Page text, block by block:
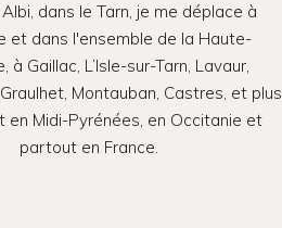
dans le Tarn, je me déplace à
et dans l'ensemble de la Haute-
à Gaillac, L’Isle-sur-Tarn, Lavaur,
Montauban, Castres, et plus
en Midi-Pyrénées, en Occitanie et
partout en France.